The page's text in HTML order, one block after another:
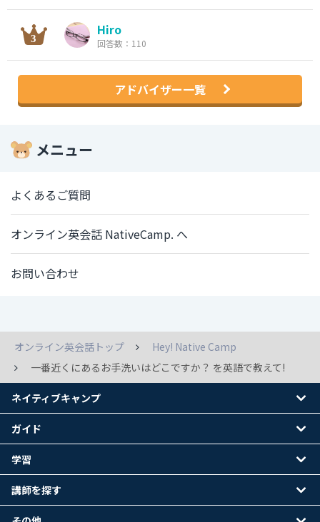
Hiro
回答数：110
アドバイザー一覧
メニュー
よくあるご質問
オンライン英会話 NativeCamp. へ
お問い合わせ
オンライン英会話トップ
Hey! Native Camp
一番近くにあるお手洗いはどこですか？ を英語で教えて!
ネイティブキャンプ
ガイド
学習
講師を探す